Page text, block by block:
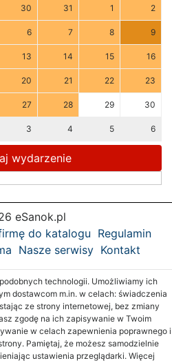
30 31 1 2
6 7 8 9
13 14 15 16
20 21 22 23
27 28 29 30
3 4 5 6
wydarzenie
eSanok.pl
do katalogu Regulamin
Nasze serwisy Kontakt
technologii. Umożliwiamy ich
dostawcom m.in. w celach: świadczenia
ze strony internetowej, bez zmiany
zgodę na ich zapisywanie w Twoim
w celach zapewnienia poprawnego i
Pamiętaj, że możesz samodzielnie
ustawienia przeglądarki. Więcej